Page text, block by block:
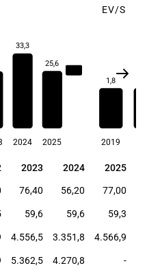
33,3
25,6
2024 2025
EV/S
1,8
2019
2023 2024 2025
2023 2024 2025
76,40 56,20 77,00
59,6 59,6 59,3
4.556,5 3.351,8 4.566,9
5.362,5 4.270,8 -